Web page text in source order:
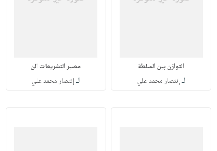
التوازن بين السلطة
لـإنتصار محمد علي
مصير التشريعات الن
لـإنتصار محمد علي